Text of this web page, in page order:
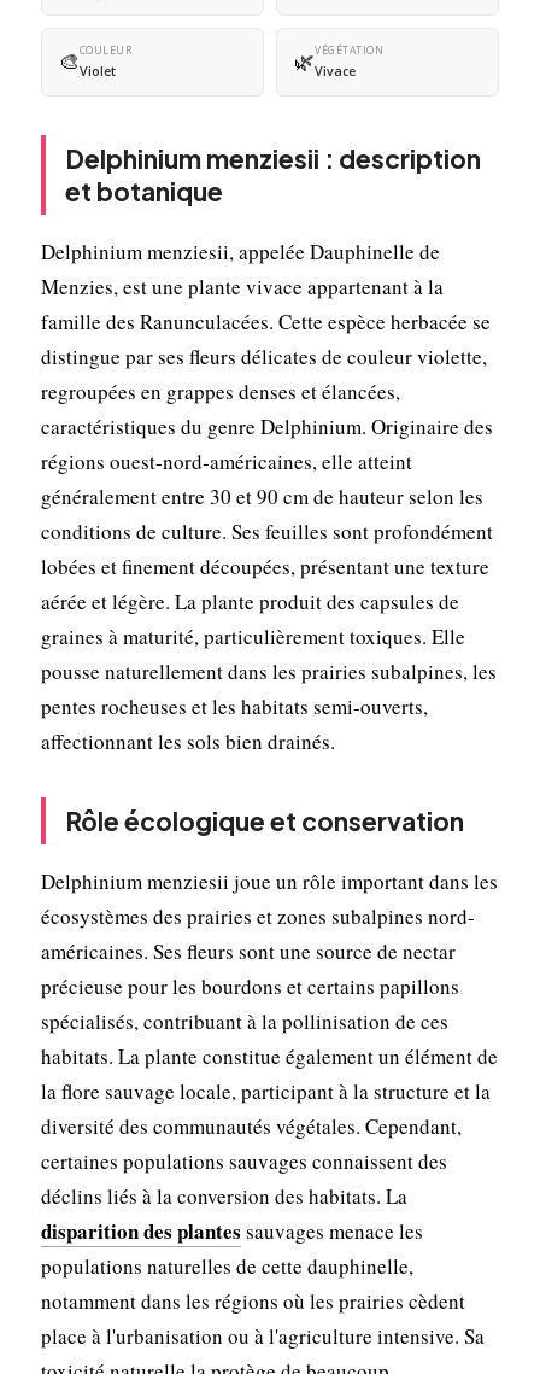
🎨COULEUR
Violet 🌿VÉGÉTATION
Vivace
Delphinium menziesii : description
et botanique
Delphinium menziesii, appelée Dauphinelle de
Menzies, est une plante vivace appartenant à la
famille des Ranunculacées. Cette espèce herbacée se
distingue par ses fleurs délicates de couleur violette,
regroupées en grappes denses et élancées,
caractéristiques du genre Delphinium. Originaire des
régions ouest-nord-américaines, elle atteint
généralement entre 30 et 90 cm de hauteur selon les
conditions de culture. Ses feuilles sont profondément
lobées et finement découpées, présentant une texture
aérée et légère. La plante produit des capsules de
graines à maturité, particulièrement toxiques. Elle
pousse naturellement dans les prairies subalpines, les
pentes rocheuses et les habitats semi-ouverts,
affectionnant les sols bien drainés.
Rôle écologique et conservation
Delphinium menziesii joue un rôle important dans les
écosystèmes des prairies et zones subalpines nord-
américaines. Ses fleurs sont une source de nectar
précieuse pour les bourdons et certains papillons
spécialisés, contribuant à la pollinisation de ces
habitats. La plante constitue également un élément de
la flore sauvage locale, participant à la structure et la
diversité des communautés végétales. Cependant,
certaines populations sauvages connaissent des
déclins liés à la conversion des habitats. La
disparition des plantes sauvages menace les
populations naturelles de cette dauphinelle,
notamment dans les régions où les prairies cèdent
place à l'urbanisation ou à l'agriculture intensive. Sa